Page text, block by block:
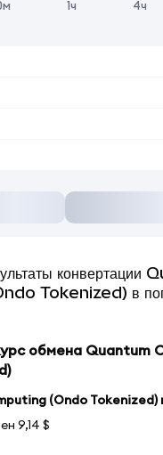
1ч 4ч
конвертации
Tokenized) в
обмена Quantum
(Ondo Tokenized)
9,14 $